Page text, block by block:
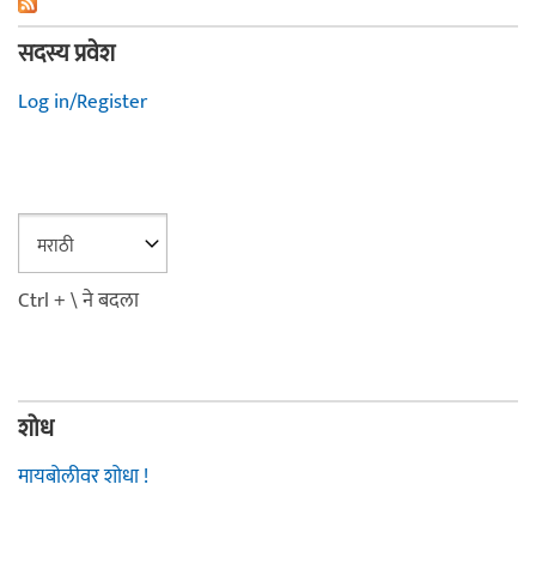
सदस्य प्रवेश
Log in/Register
Ctrl + \ ने बदला
शोध
मायबोलीवर शोधा !